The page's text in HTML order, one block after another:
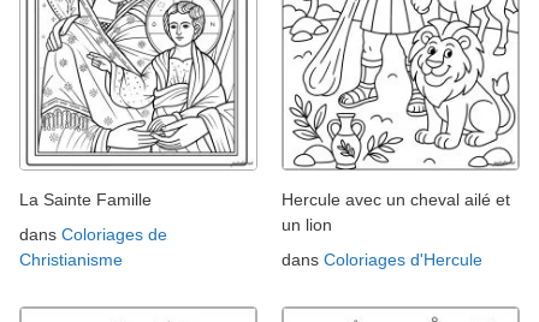
La Sainte Famille
dans Coloriages de
Christianisme
Hercule avec un cheval ailé et
un lion
dans Coloriages d'Hercule